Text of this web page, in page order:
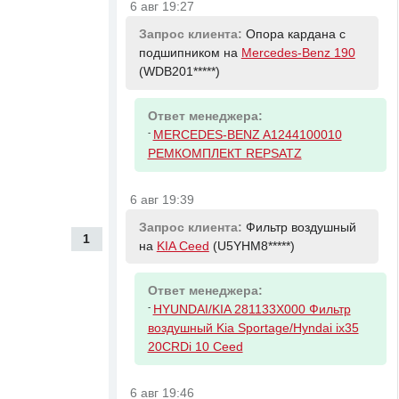
1
6 авг 19:27
Запрос клиента: Опора кардана с
подшипником на Mercedes-Benz 190
(WDB201*****)
Ответ менеджера:
- MERCEDES-BENZ A1244100010
РЕМКОМПЛЕКТ REPSATZ
6 авг 19:39
Запрос клиента: Фильтр воздушный
на KIA Ceed (U5YHM8*****)
Ответ менеджера:
- HYUNDAI/KIA 281133X000 Фильтр
воздушный Kia Sportage/Hyndai ix35
20CRDi 10 Ceed
6 авг 19:46